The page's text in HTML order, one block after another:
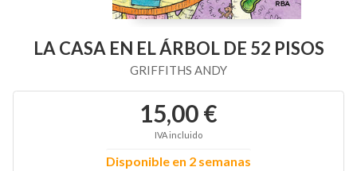
LA CASA EN EL ÁRBOL DE 52 PISOS
GRIFFITHS ANDY
15,00 €
IVA incluido
Disponible en 2 semanas